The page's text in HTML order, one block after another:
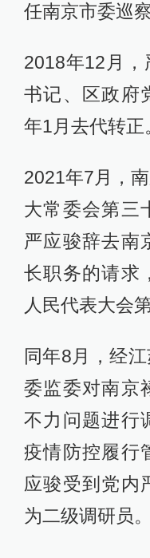
任南京市委巡
2018年12月，
书记、区政府
年1月去代转正
2021年7月，
大常委会第三
严应骏辞去南
长职务的请求
人民代表大会
同年8月，经
委监委对南京
不力问题进行
疫情防控履行
应骏受到党内
为二级调研员。